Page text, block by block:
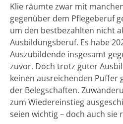
Klie räumte zwar mit
gegenüber dem Pflegeberuf
um den bestbezahlten nicht
Ausbildungsberuf. Es habe
Auszubildende insgesamt
zuvor. Doch trotz guter
keinen ausreichenden Puffer
der Belegschaften.
zum Wiedereinstieg
seien wichtig – doch auch sie